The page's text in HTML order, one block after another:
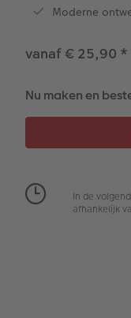
Art
Alle
Alle
Art
Alle
Met
Moderne
vanaf € 25,90 *
Nu maken en
In de
afhankelijk